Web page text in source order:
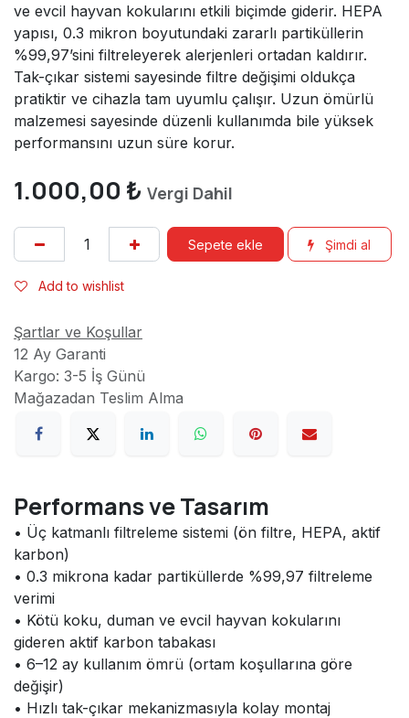
ve evcil hayvan kokularını etkili biçimde giderir. HEPA
yapısı, 0.3 mikron boyutundaki zararlı partiküllerin
%99,97’sini filtreleyerek alerjenleri ortadan kaldırır.
Tak-çıkar sistemi sayesinde filtre değişimi oldukça
pratiktir ve cihazla tam uyumlu çalışır. Uzun ömürlü
malzemesi sayesinde düzenli kullanımda bile yüksek
performansını uzun süre korur.
1.000,00 ₺ Vergi Dahil
Sepete ekle Şimdi al
Add to wishlist
Şartlar ve Koşullar
12 Ay Garanti
Kargo: 3-5 İş Günü
Mağazadan Teslim Alma
Performans ve Tasarım
• Üç katmanlı filtreleme sistemi (ön filtre, HEPA, aktif
karbon)
• 0.3 mikrona kadar partiküllerde %99,97 filtreleme
verimi
• Kötü koku, duman ve evcil hayvan kokularını
gideren aktif karbon tabakası
• 6–12 ay kullanım ömrü (ortam koşullarına göre
değişir)
• Hızlı tak-çıkar mekanizmasıyla kolay montaj